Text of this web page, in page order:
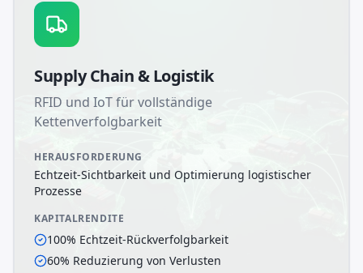
Supply Chain & Logistik
RFID und IoT für vollständige
Kettenverfolgbarkeit
HERAUSFORDERUNG
Echtzeit-Sichtbarkeit und Optimierung logistischer
Prozesse
KAPITALRENDITE
100% Echtzeit-Rückverfolgbarkeit
60% Reduzierung von Verlusten